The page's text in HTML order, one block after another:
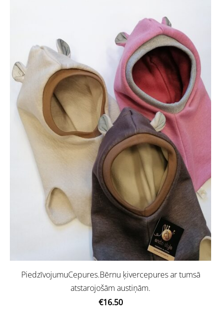
PiedzīvojumuCepures.Bērnu ķivercepures ar tumsā
atstarojošām austiņām.
€16.50